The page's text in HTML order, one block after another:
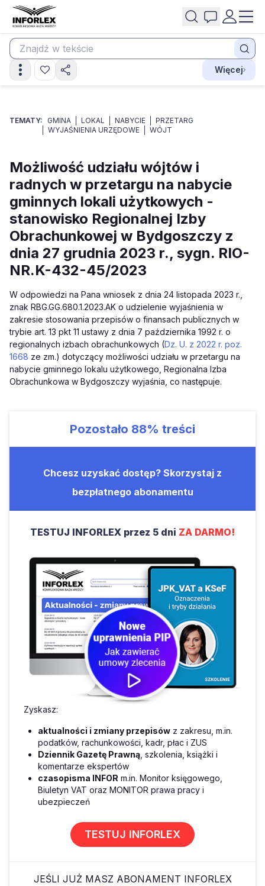
Więcej
TEMATY: GMINA LOKAL NABYCIE
PRZETARG
WYJAŚNIENIA URZĘDOWE
WÓJT
Możliwość udziału wójtów i
radnych w przetargu na nabycie
gminnych lokali użytkowych -
stanowisko Regionalnej Izby
Obrachunkowej w Bydgoszczy z
dnia 27 grudnia 2023 r., sygn. RIO-
NR.K-432-45/2023
W odpowiedzi na Pana wniosek z dnia 24 listopada 2023 r.,
znak RBG.GG.680.1.2023.AK o udzielenie wyjaśnienia w
zakresie stosowania przepisów o finansach publicznych w
trybie art. 13 pkt 11 ustawy z dnia 7 października 1992 r. o
regionalnych izbach obrachunkowych (Dz. U. z 2022 r. poz.
1668 ze zm.) dotyczący możliwości udziału w przetargu na
nabycie gminnego lokalu użytkowego, Regionalna Izba
Obrachunkowa w Bydgoszczy wyjaśnia, co następuje.
Pozostało 88% treści
Chcesz uzyskać dostęp? Skorzystaj z
bezpłatnego abonamentu
TESTUJ INFORLEX przez 5 dni ZA DARMO!
Zyskasz:
aktualności i zmiany przepisów z zakresu, m.in.
podatków, rachunkowości, kadr, płac i ZUS
Dziennik Gazetę Prawną , szkolenia, książki i
komentarze ekspertów
czasopisma INFOR m.in. Monitor księgowego,
Biuletyn VAT oraz MONITOR prawa pracy i
ubezpieczeń
TESTUJ INFORLEX
JEŚLI JUŻ MASZ ABONAMENT INFORLEX